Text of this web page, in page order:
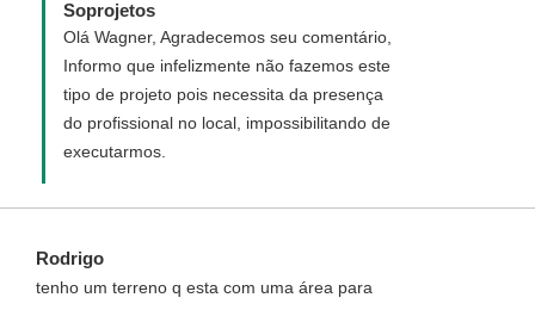
Soprojetos
Olá Wagner, Agradecemos seu comentário,
Informo que infelizmente não fazemos este
tipo de projeto pois necessita da presença
do profissional no local, impossibilitando de
executarmos.
Rodrigo
tenho um terreno q esta com uma área para